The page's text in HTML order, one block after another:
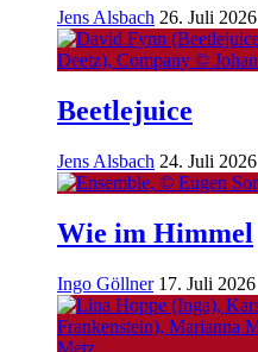
Jens Alsbach 26. Juli 2026
Beetlejuice
Jens Alsbach 24. Juli 2026
Wie im Himmel
Ingo Göllner 17. Juli 2026